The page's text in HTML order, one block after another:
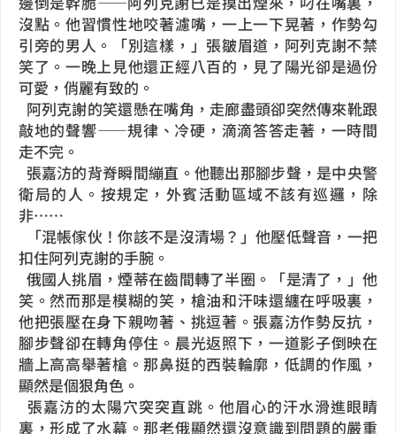
沒點。他習慣性地咬著濾嘴，一上一下晃著，作勢勾
引旁的男人。「別這樣，」張皺眉道，阿列克謝不禁
笑了。一晚上見他還正經八百的，見了陽光卻是過份
可愛，俏麗有致的。
阿列克謝的笑還懸在嘴角，走廊盡頭卻突然傳來靴跟
敲地的聲響——規律、冷硬，滴滴答答走著，一時間
走不完。
張嘉汸的背脊瞬間繃直。他聽出那腳步聲，是中央警
衛局的人。按規定，外賓活動區域不該有巡邏，除
非……
「混帳傢伙！你該不是沒清場？」他壓低聲音，一把
扣住阿列克謝的手腕。
俄國人挑眉，煙蒂在齒間轉了半圈。「是清了，」他
笑。然而那是模糊的笑，槍油和汗味還纏在呼吸裏，
他把張壓在身下親吻著、挑逗著。張嘉汸作勢反抗，
腳步聲卻在轉角停住。晨光返照下，一道影子倒映在
牆上高高舉著槍。那鼻挺的西裝輪廓，低調的作風，
顯然是個狠角色。
張嘉汸的太陽穴突突直跳。他眉心的汗水滑進眼睛
裏，形成了水幕。那老俄顯然還沒意識到問題的嚴重